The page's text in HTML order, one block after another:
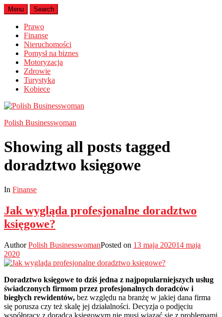
Menu Search
Prawo
Finanse
Nieruchomości
Pomysł na biznes
Motoryzacja
Zdrowie
Turystyka
Kobiece
Polish Businesswoman
Showing all posts tagged
doradztwo księgowe
In Finanse
Jak wygląda profesjonalne doradztwo
księgowe?
AuthorPolish BusinesswomanPosted on 13 maja 202014 maja
2020
Doradztwo księgowe to dziś jedna z najpopularniejszych usług
świadczonych firmom przez profesjonalnych doradców i
biegłych rewidentów, bez względu na branżę w jakiej dana firma
się porusza czy też skalę jej działalności. Decyzja o podjęciu
współpracy z doradcą księgowym nie musi wiązać się z problemami